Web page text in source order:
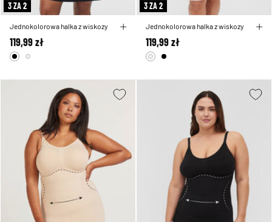
3 ZA 2
Jednokolorowa halka z wiskozy
119,99 zł
3 ZA 2
Jednokolorowa halka z wiskozy
119,99 zł